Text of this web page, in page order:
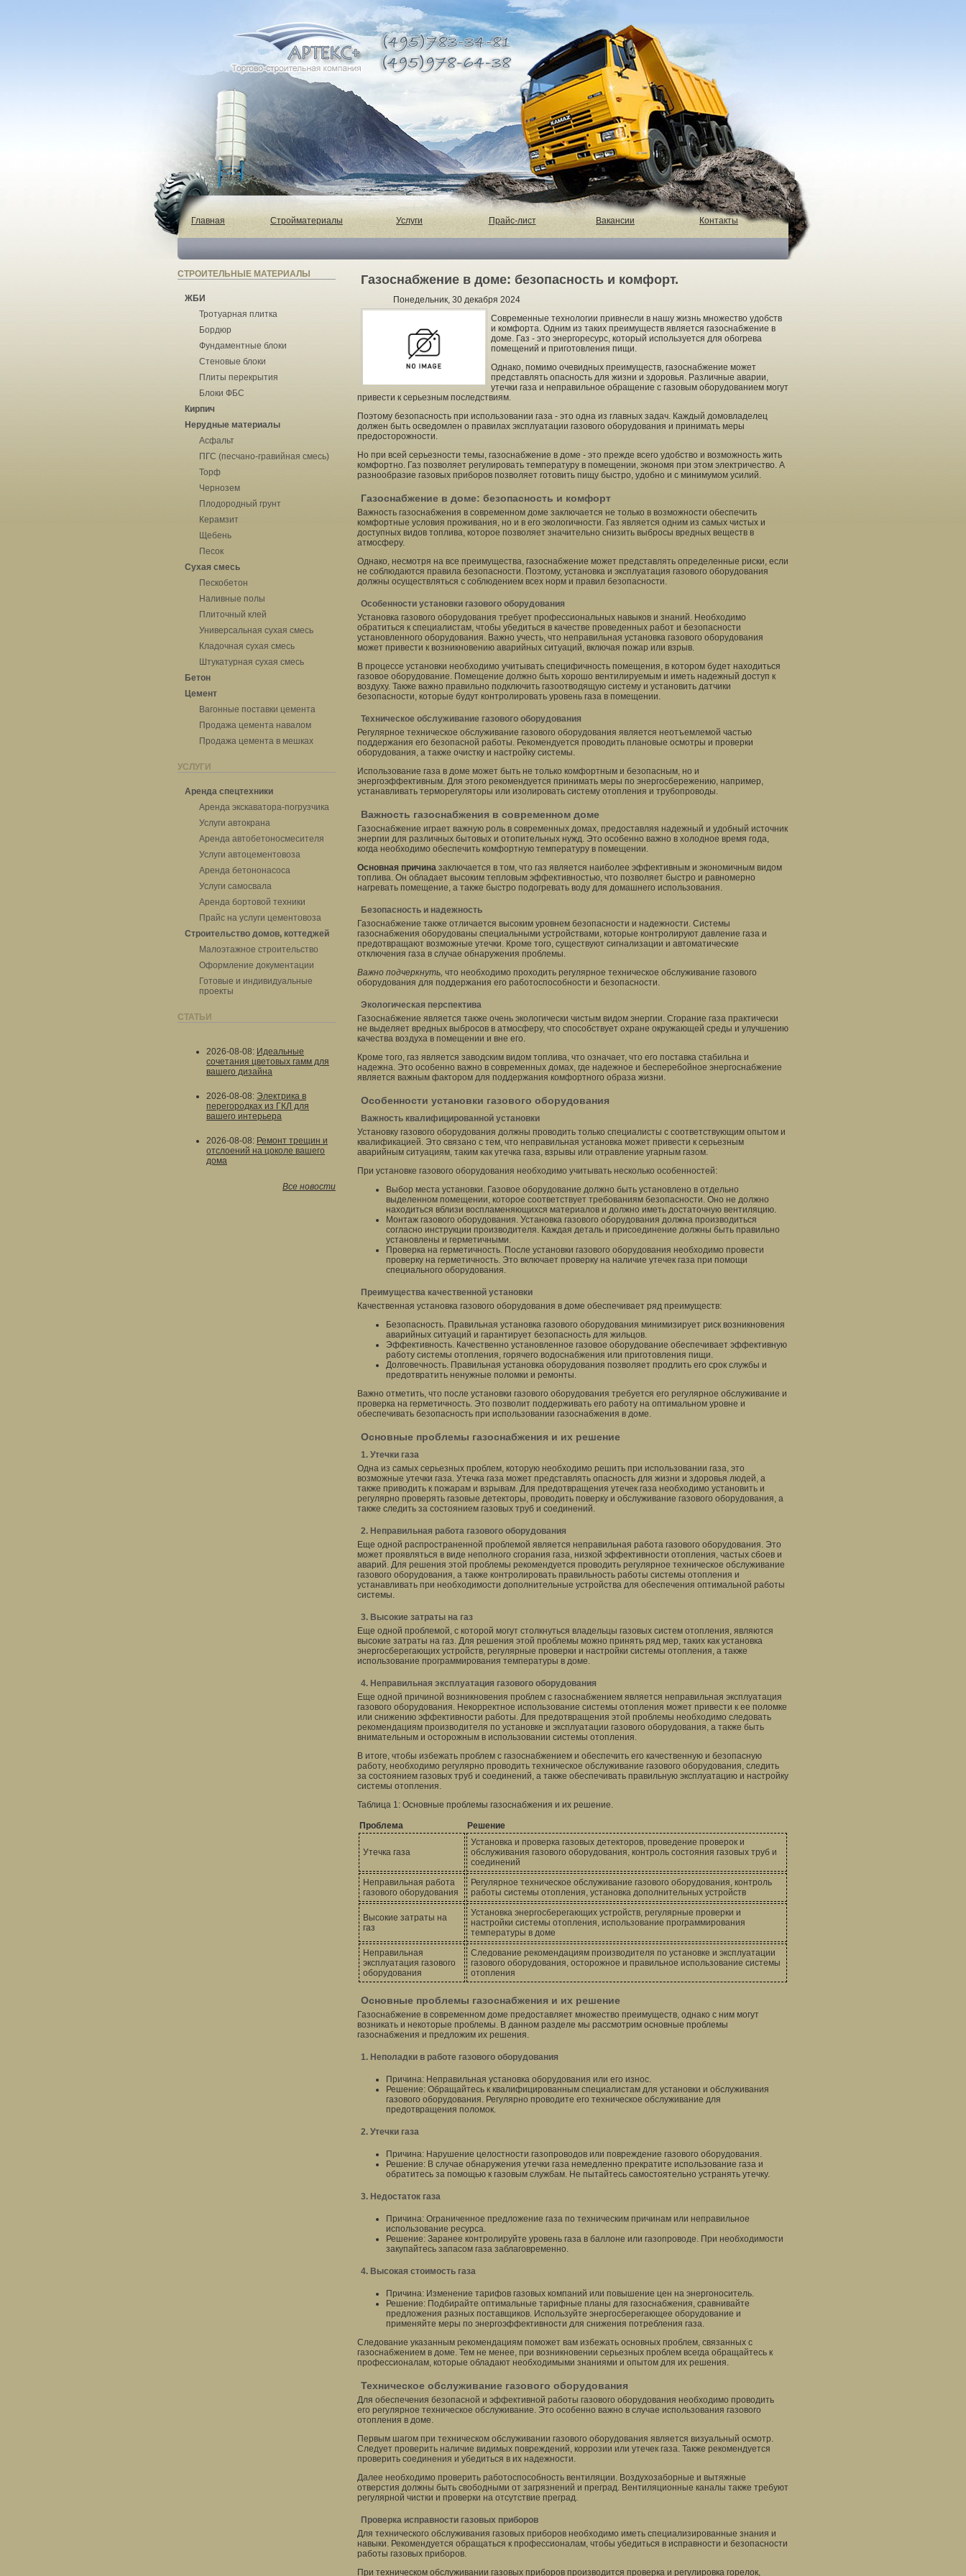
Главная Стройматериалы Услуги Прайс-лист Вакансии Контакты
СТРОИТЕЛЬНЫЕ МАТЕРИАЛЫ
ЖБИ
Тротуарная плитка
Бордюр
Фундаментные блоки
Стеновые блоки
Плиты перекрытия
Блоки ФБС
Кирпич
Нерудные материалы
Асфальт
ПГС (песчано-гравийная смесь)
Торф
Чернозем
Плодородный грунт
Керамзит
Щебень
Песок
Сухая смесь
Пескобетон
Наливные полы
Плиточный клей
Универсальная сухая смесь
Кладочная сухая смесь
Штукатурная сухая смесь
Бетон
Цемент
Вагонные поставки цемента
Продажа цемента навалом
Продажа цемента в мешках
УСЛУГИ
Аренда спецтехники
Аренда экскаватора-погрузчика
Услуги автокрана
Аренда автобетоносмесителя
Услуги автоцементовоза
Аренда бетононасоса
Услуги самосвала
Аренда бортовой техники
Прайс на услуги цементовоза
Строительство домов, коттеджей
Малоэтажное строительство
Оформление документации
Готовые и индивидуальные
проекты
СТАТЬИ
2026-08-08: Идеальные
сочетания цветовых гамм для
вашего дизайна
2026-08-08: Электрика в
перегородках из ГКЛ для
вашего интерьера
2026-08-08: Ремонт трещин и
отслоений на цоколе вашего
дома
Все новости
Газоснабжение в доме: безопасность и комфорт.
Понедельник, 30 декабря 2024
Современные технологии привнесли в нашу жизнь множество удобств
и комфорта. Одним из таких преимуществ является газоснабжение в
доме. Газ - это энергоресурс, который используется для обогрева
помещений и приготовления пищи.
Однако, помимо очевидных преимуществ, газоснабжение может
представлять опасность для жизни и здоровья. Различные аварии,
утечки газа и неправильное обращение с газовым оборудованием могут
привести к серьезным последствиям.
Поэтому безопасность при использовании газа - это одна из главных задач. Каждый домовладелец
должен быть осведомлен о правилах эксплуатации газового оборудования и принимать меры
предосторожности.
Но при всей серьезности темы, газоснабжение в доме - это прежде всего удобство и возможность жить
комфортно. Газ позволяет регулировать температуру в помещении, экономя при этом электричество. А
разнообразие газовых приборов позволяет готовить пищу быстро, удобно и с минимумом усилий.
Газоснабжение в доме: безопасность и комфорт
Важность газоснабжения в современном доме заключается не только в возможности обеспечить
комфортные условия проживания, но и в его экологичности. Газ является одним из самых чистых и
доступных видов топлива, которое позволяет значительно снизить выбросы вредных веществ в
атмосферу.
Однако, несмотря на все преимущества, газоснабжение может представлять определенные риски, если
не соблюдаются правила безопасности. Поэтому, установка и эксплуатация газового оборудования
должны осуществляться с соблюдением всех норм и правил безопасности.
Особенности установки газового оборудования
Установка газового оборудования требует профессиональных навыков и знаний. Необходимо
обратиться к специалистам, чтобы убедиться в качестве проведенных работ и безопасности
установленного оборудования. Важно учесть, что неправильная установка газового оборудования
может привести к возникновению аварийных ситуаций, включая пожар или взрыв.
В процессе установки необходимо учитывать специфичность помещения, в котором будет находиться
газовое оборудование. Помещение должно быть хорошо вентилируемым и иметь надежный доступ к
воздуху. Также важно правильно подключить газоотводящую систему и установить датчики
безопасности, которые будут контролировать уровень газа в помещении.
Техническое обслуживание газового оборудования
Регулярное техническое обслуживание газового оборудования является неотъемлемой частью
поддержания его безопасной работы. Рекомендуется проводить плановые осмотры и проверки
оборудования, а также очистку и настройку системы.
Использование газа в доме может быть не только комфортным и безопасным, но и
энергоэффективным. Для этого рекомендуется принимать меры по энергосбережению, например,
устанавливать терморегуляторы или изолировать систему отопления и трубопроводы.
Важность газоснабжения в современном доме
Газоснабжение играет важную роль в современных домах, предоставляя надежный и удобный источник
энергии для различных бытовых и отопительных нужд. Это особенно важно в холодное время года,
когда необходимо обеспечить комфортную температуру в помещении.
Основная причина заключается в том, что газ является наиболее эффективным и экономичным видом
топлива. Он обладает высоким тепловым эффективностью, что позволяет быстро и равномерно
нагревать помещение, а также быстро подогревать воду для домашнего использования.
Безопасность и надежность
Газоснабжение также отличается высоким уровнем безопасности и надежности. Системы
газоснабжения оборудованы специальными устройствами, которые контролируют давление газа и
предотвращают возможные утечки. Кроме того, существуют сигнализации и автоматические
отключения газа в случае обнаружения проблемы.
Важно подчеркнуть, что необходимо проходить регулярное техническое обслуживание газового
оборудования для поддержания его работоспособности и безопасности.
Экологическая перспектива
Газоснабжение является также очень экологически чистым видом энергии. Сгорание газа практически
не выделяет вредных выбросов в атмосферу, что способствует охране окружающей среды и улучшению
качества воздуха в помещении и вне его.
Кроме того, газ является заводским видом топлива, что означает, что его поставка стабильна и
надежна. Это особенно важно в современных домах, где надежное и бесперебойное энергоснабжение
является важным фактором для поддержания комфортного образа жизни.
Особенности установки газового оборудования
Важность квалифицированной установки
Установку газового оборудования должны проводить только специалисты с соответствующим опытом и
квалификацией. Это связано с тем, что неправильная установка может привести к серьезным
аварийным ситуациям, таким как утечка газа, взрывы или отравление угарным газом.
При установке газового оборудования необходимо учитывать несколько особенностей:
Выбор места установки. Газовое оборудование должно быть установлено в отдельно
выделенном помещении, которое соответствует требованиям безопасности. Оно не должно
находиться вблизи воспламеняющихся материалов и должно иметь достаточную вентиляцию.
Монтаж газового оборудования. Установка газового оборудования должна производиться
согласно инструкции производителя. Каждая деталь и присоединение должны быть правильно
установлены и герметичными.
Проверка на герметичность. После установки газового оборудования необходимо провести
проверку на герметичность. Это включает проверку на наличие утечек газа при помощи
специального оборудования.
Преимущества качественной установки
Качественная установка газового оборудования в доме обеспечивает ряд преимуществ:
Безопасность. Правильная установка газового оборудования минимизирует риск возникновения
аварийных ситуаций и гарантирует безопасность для жильцов.
Эффективность. Качественно установленное газовое оборудование обеспечивает эффективную
работу системы отопления, горячего водоснабжения или приготовления пищи.
Долговечность. Правильная установка оборудования позволяет продлить его срок службы и
предотвратить ненужные поломки и ремонты.
Важно отметить, что после установки газового оборудования требуется его регулярное обслуживание и
проверка на герметичность. Это позволит поддерживать его работу на оптимальном уровне и
обеспечивать безопасность при использовании газоснабжения в доме.
Основные проблемы газоснабжения и их решение
1. Утечки газа
Одна из самых серьезных проблем, которую необходимо решить при использовании газа, это
возможные утечки газа. Утечка газа может представлять опасность для жизни и здоровья людей, а
также приводить к пожарам и взрывам. Для предотвращения утечек газа необходимо установить и
регулярно проверять газовые детекторы, проводить поверку и обслуживание газового оборудования, а
также следить за состоянием газовых труб и соединений.
2. Неправильная работа газового оборудования
Еще одной распространенной проблемой является неправильная работа газового оборудования. Это
может проявляться в виде неполного сгорания газа, низкой эффективности отопления, частых сбоев и
аварий. Для решения этой проблемы рекомендуется проводить регулярное техническое обслуживание
газового оборудования, а также контролировать правильность работы системы отопления и
устанавливать при необходимости дополнительные устройства для обеспечения оптимальной работы
системы.
3. Высокие затраты на газ
Еще одной проблемой, с которой могут столкнуться владельцы газовых систем отопления, являются
высокие затраты на газ. Для решения этой проблемы можно принять ряд мер, таких как установка
энергосберегающих устройств, регулярные проверки и настройки системы отопления, а также
использование программирования температуры в доме.
4. Неправильная эксплуатация газового оборудования
Еще одной причиной возникновения проблем с газоснабжением является неправильная эксплуатация
газового оборудования. Некорректное использование системы отопления может привести к ее поломке
или снижению эффективности работы. Для предотвращения этой проблемы необходимо следовать
рекомендациям производителя по установке и эксплуатации газового оборудования, а также быть
внимательным и осторожным в использовании системы отопления.
В итоге, чтобы избежать проблем с газоснабжением и обеспечить его качественную и безопасную
работу, необходимо регулярно проводить техническое обслуживание газового оборудования, следить
за состоянием газовых труб и соединений, а также обеспечивать правильную эксплуатацию и настройку
системы отопления.
Таблица 1: Основные проблемы газоснабжения и их решение.
Проблема Решение
Утечка газа
Установка и проверка газовых детекторов, проведение проверок и
обслуживания газового оборудования, контроль состояния газовых труб и
соединений
Неправильная работа
газового оборудования
Регулярное техническое обслуживание газового оборудования, контроль
работы системы отопления, установка дополнительных устройств
Высокие затраты на
газ
Установка энергосберегающих устройств, регулярные проверки и
настройки системы отопления, использование программирования
температуры в доме
Неправильная
эксплуатация газового
оборудования
Следование рекомендациям производителя по установке и эксплуатации
газового оборудования, осторожное и правильное использование системы
отопления
Основные проблемы газоснабжения и их решение
Газоснабжение в современном доме предоставляет множество преимуществ, однако с ним могут
возникать и некоторые проблемы. В данном разделе мы рассмотрим основные проблемы
газоснабжения и предложим их решения.
1. Неполадки в работе газового оборудования
Причина: Неправильная установка оборудования или его износ.
Решение: Обращайтесь к квалифицированным специалистам для установки и обслуживания
газового оборудования. Регулярно проводите его техническое обслуживание для
предотвращения поломок.
2. Утечки газа
Причина: Нарушение целостности газопроводов или повреждение газового оборудования.
Решение: В случае обнаружения утечки газа немедленно прекратите использование газа и
обратитесь за помощью к газовым службам. Не пытайтесь самостоятельно устранять утечку.
3. Недостаток газа
Причина: Ограниченное предложение газа по техническим причинам или неправильное
использование ресурса.
Решение: Заранее контролируйте уровень газа в баллоне или газопроводе. При необходимости
закупайтесь запасом газа заблаговременно.
4. Высокая стоимость газа
Причина: Изменение тарифов газовых компаний или повышение цен на энергоноситель.
Решение: Подбирайте оптимальные тарифные планы для газоснабжения, сравнивайте
предложения разных поставщиков. Используйте энергосберегающее оборудование и
применяйте меры по энергоэффективности для снижения потребления газа.
Следование указанным рекомендациям поможет вам избежать основных проблем, связанных с
газоснабжением в доме. Тем не менее, при возникновении серьезных проблем всегда обращайтесь к
профессионалам, которые обладают необходимыми знаниями и опытом для их решения.
Техническое обслуживание газового оборудования
Для обеспечения безопасной и эффективной работы газового оборудования необходимо проводить
его регулярное техническое обслуживание. Это особенно важно в случае использования газового
отопления в доме.
Первым шагом при техническом обслуживании газового оборудования является визуальный осмотр.
Следует проверить наличие видимых повреждений, коррозии или утечек газа. Также рекомендуется
проверить соединения и убедиться в их надежности.
Далее необходимо проверить работоспособность вентиляции. Воздухозаборные и вытяжные
отверстия должны быть свободными от загрязнений и преград. Вентиляционные каналы также требуют
регулярной чистки и проверки на отсутствие преград.
Проверка исправности газовых приборов
Для технического обслуживания газовых приборов необходимо иметь специализированные знания и
навыки. Рекомендуется обращаться к профессионалам, чтобы убедиться в исправности и безопасности
работы газовых приборов.
При техническом обслуживании газовых приборов производится проверка и регулировка горелок,